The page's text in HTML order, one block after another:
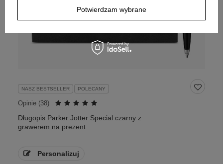
NASZ BESTSELLER POLECANY
Opinie (38)
Długopis Parker Jotter Special czarny z
grawerem na prezent
Personalizuj
Potwierdzam wybrane